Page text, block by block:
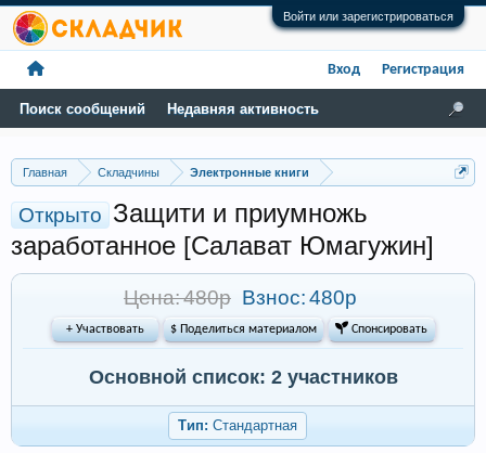
Войти или зарегистрироваться
Главная Складчины Электронные книги
Открыто Защити и приумножь
заработанное [Салават Юмагужин]
Цена: 480р Взнос:480р
+ Участвовать $ Поделиться материалом  Спонсировать
Основной список: 2 участников
Тип: Стандартная
Поиск сообщений Недавняя активность
Вход Регистрация